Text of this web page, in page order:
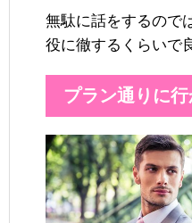
無駄に話をするので
役に徹するくらいで
プラン通りに